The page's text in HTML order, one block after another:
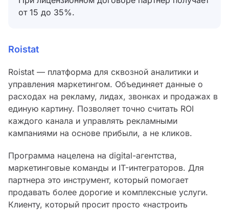
от 15 до 35%.
Roistat
Roistat — платформа для сквозной аналитики и
управления маркетингом. Объединяет данные о
расходах на рекламу, лидах, звонках и продажах в
единую картину. Позволяет точно считать ROI
каждого канала и управлять рекламными
кампаниями на основе прибыли, а не кликов.
Программа нацелена на digital-агентства,
маркетинговые команды и IT-интеграторов. Для
партнера это инструмент, который помогает
продавать более дорогие и комплексные услуги.
Клиенту, который просит просто «настроить